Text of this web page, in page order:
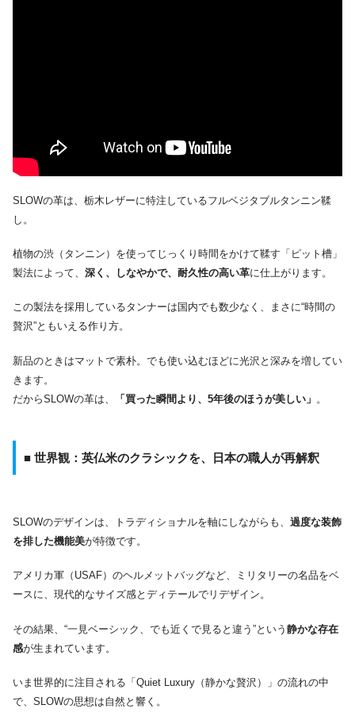
SLOWの革は、栃木レザーに特注しているフルベジタブルタンニン鞣
し。
植物の渋（タンニン）を使ってじっくり時間をかけて鞣す「ピット槽」
製法によって、 深く、しなやかで、耐久性の高い革に仕上がります。
この製法を採用しているタンナーは国内でも数少なく、まさに“時間の
贅沢”ともいえる作り方。
新品のときはマットで素朴。でも使い込むほどに光沢と深みを増してい
きます。
だからSLOWの革は、
「買った瞬間より、5年後のほうが美しい」 。
■ 世界観：英仏米のクラシックを、日本の職人が再解釈
SLOWのデザインは、トラディショナルを軸にしながらも、 過度な装飾
を排した機能美が特徴です。
アメリカ軍（USAF）のヘルメットバッグなど、ミリタリーの名品をベ
ースに、現代的なサイズ感とディテールでリデザイン。
その結果、“一見ベーシック、でも近くで見ると違う”という 静かな存在
感が生まれています。
いま世界的に注目される「Quiet Luxury（静かな贅沢）」の流れの中
で、SLOWの思想は自然と響く。